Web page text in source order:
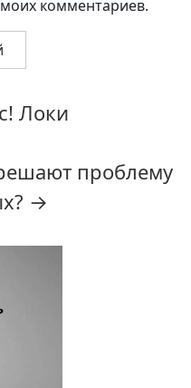
комментариев.
Локи
проблему
→